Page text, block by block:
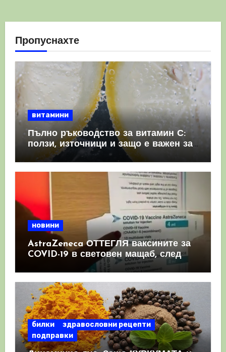
Пропуснахте
витамини
Пълно ръководство за витамин С:
ползи, източници и защо е важен за
имунната система
новини
AstraZeneca ОТТЕГЛЯ ваксините за
COVID-19 в световен мащаб, след
като призна, че те причиняват
билки
здравословни рецепти
подправки